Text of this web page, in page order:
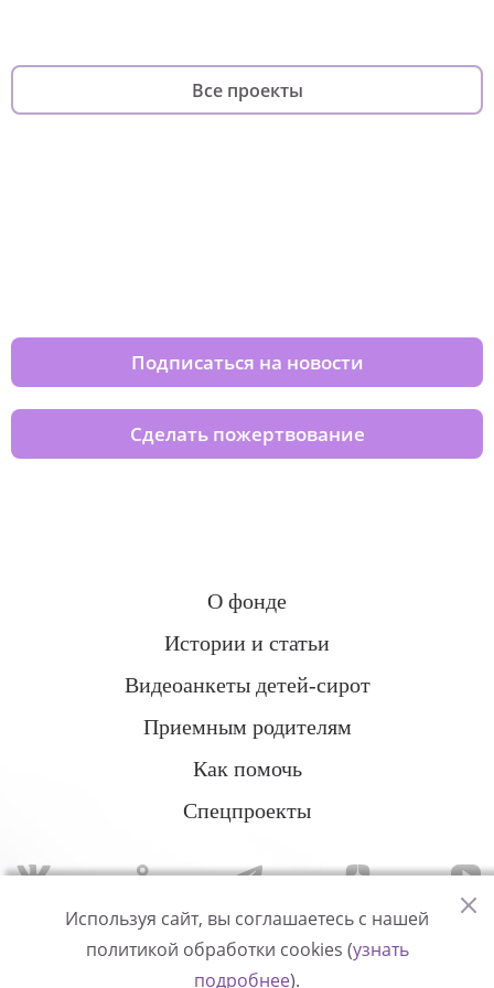
Все проекты
Подписаться на новости
Сделать пожертвование
О фонде
Истории и статьи
Видеоанкеты детей-сирот
Приемным родителям
Как помочь
Спецпроекты
Политика конфиденциальности
Используя сайт, вы соглашаетесь с нашей
политикой обработки cookies (узнать
подробнее).